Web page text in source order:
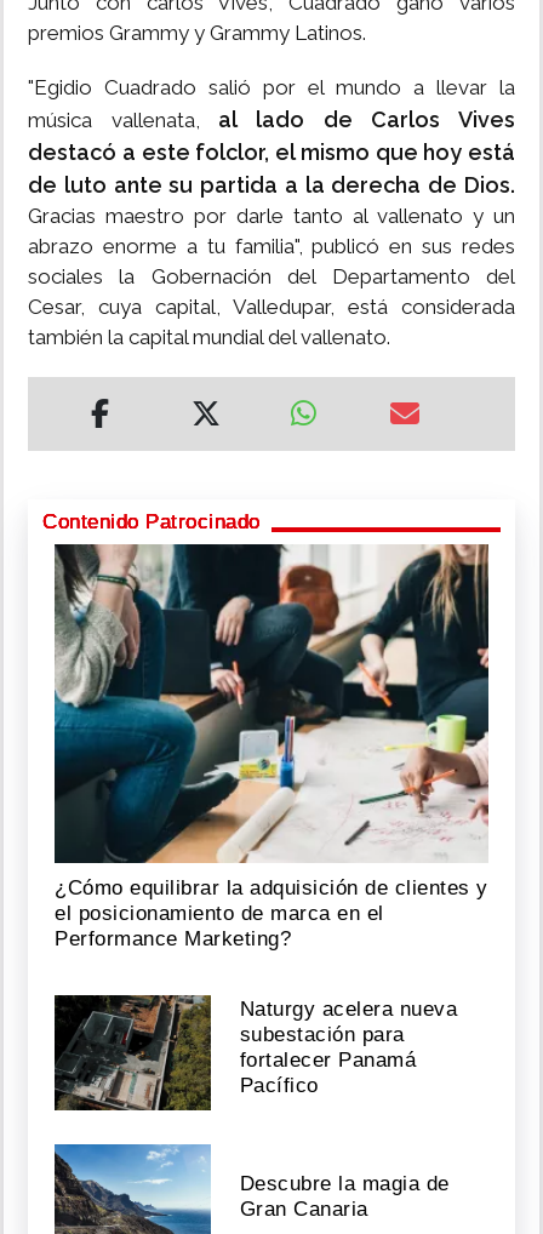
premios Grammy y Grammy Latinos.
"Egidio Cuadrado salió por el mundo a llevar la
música vallenata, al lado de Carlos Vives
destacó a este folclor, el mismo que hoy está
de luto ante su partida a la derecha de Dios.
Gracias maestro por darle tanto al vallenato y un
abrazo enorme a tu familia", publicó en sus redes
sociales la Gobernación del Departamento del
Cesar, cuya capital, Valledupar, está considerada
también la capital mundial del vallenato.
Contenido Patrocinado
¿Cómo equilibrar la adquisición de clientes y
el posicionamiento de marca en el
Performance Marketing?
Naturgy acelera nueva
subestación para
fortalecer Panamá
Pacífico
Descubre la magia de
Gran Canaria